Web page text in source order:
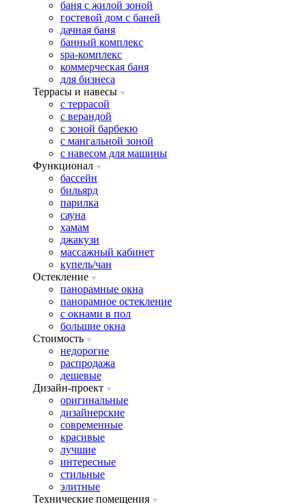
баня с жилой зоной
гостевой дом с баней
дачная баня
банный комплекс
spa-комплекс
коммерческая баня
для бизнеса
Террасы и навесы
с террасой
с верандой
с зоной барбекю
с мангальной зоной
с навесом для машины
Функционал
бассейн
бильярд
парилка
сауна
хамам
джакузи
массажный кабинет
купель/чан
Остекление
панорамные окна
панорамное остекление
с окнами в пол
большие окна
Стоимость
недорогие
распродажа
дешевые
Дизайн-проект
оригинальные
дизайнерские
современные
красивые
лучшие
интересные
стильные
элитные
Технические помещения